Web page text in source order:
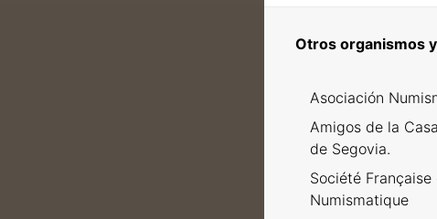
Otros organismos
Asociación
Amigos de la
de Segovia.
Société Française
Numismatique